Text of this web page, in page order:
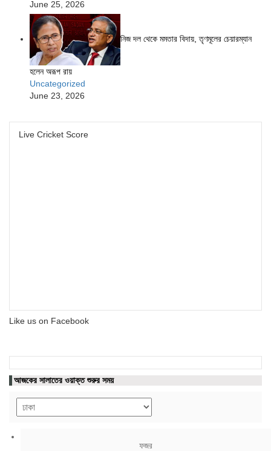
June 25, 2026
নিজ দল থেকে মমতার বিদায়, তৃণমূলের চেয়ারম্যান
হলেন অরূপ রায়
Uncategorized
June 23, 2026
Live Cricket Score
Like us on Facebook
আজকের সালাতের ওয়াক্ত শুরুর সময়
ফজর